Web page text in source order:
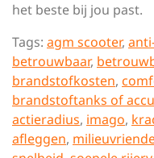
het beste bij jou past.
Tags: agm scooter,
betrouwbaar,
brandstofkosten,
brandstoftanks of
actieradius, imago,
afleggen,